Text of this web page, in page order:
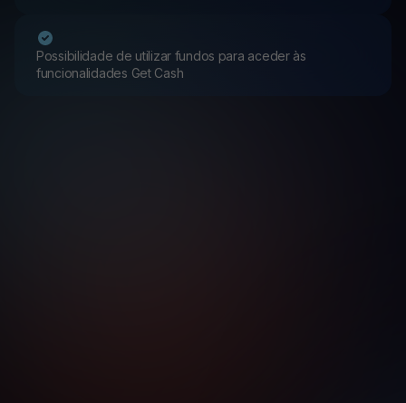
Possibilidade de utilizar fundos para aceder às
funcionalidades Get Cash